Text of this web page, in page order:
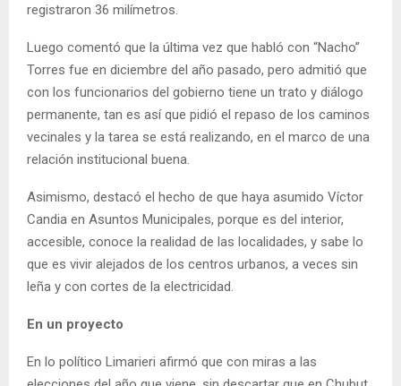
registraron 36 milímetros.
Luego comentó que la última vez que habló con “Nacho”
Torres fue en diciembre del año pasado, pero admitió que
con los funcionarios del gobierno tiene un trato y diálogo
permanente, tan es así que pidió el repaso de los caminos
vecinales y la tarea se está realizando, en el marco de una
relación institucional buena.
Asimismo, destacó el hecho de que haya asumido Víctor
Candia en Asuntos Municipales, porque es del interior,
accesible, conoce la realidad de las localidades, y sabe lo
que es vivir alejados de los centros urbanos, a veces sin
leña y con cortes de la electricidad.
En un proyecto
En lo político Limarieri afirmó que con miras a las